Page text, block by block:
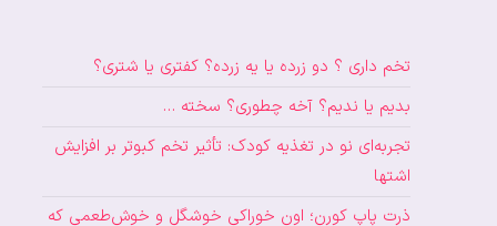
تخم داری ؟ دو زرده یا یه زرده؟ کفتری یا شتری؟
بدیم یا ندیم؟ آخه چطوری؟ سخته …
تجربه‌ای نو در تغذیه کودک: تأثیر تخم کبوتر بر افزایش
اشتها
ذرت پاپ کورن؛ اون خوراکی خوشگل و خوش‌طعمی که